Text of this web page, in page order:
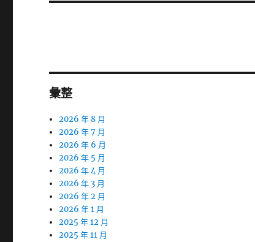
篇
彙整
2026 年 8 月
2026 年 7 月
2026 年 6 月
2026 年 5 月
2026 年 4 月
2026 年 3 月
2026 年 2 月
2026 年 1 月
2025 年 12 月
2025 年 11 月